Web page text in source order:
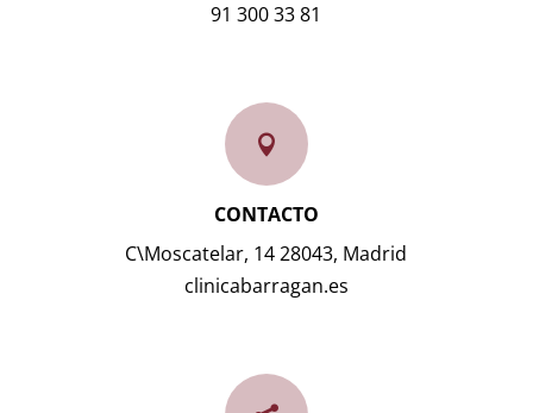
91 300 33 81

CONTACTO
C\Moscatelar, 14 28043, Madrid
clinicabarragan.es